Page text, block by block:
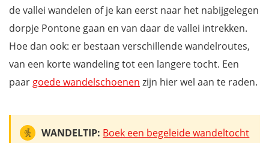
de vallei wandelen of je kan eerst naar het nabijgelegen
dorpje Pontone gaan en van daar de vallei intrekken.
Hoe dan ook: er bestaan verschillende wandelroutes,
van een korte wandeling tot een langere tocht. Een
paar goede wandelschoenen zijn hier wel aan te raden.
WANDELTIP: Boek een begeleide wandeltocht